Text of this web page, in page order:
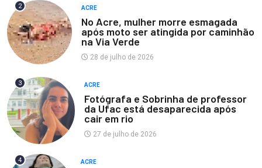
2 ACRE
No Acre, mulher morre esmagada
após moto ser atingida por caminhão
na Via Verde
28 de julho de 2026
3 ACRE
Fotógrafa e Sobrinha de professor
da Ufac está desaparecida após
cair em rio
27 de julho de 2026
4 ACRE